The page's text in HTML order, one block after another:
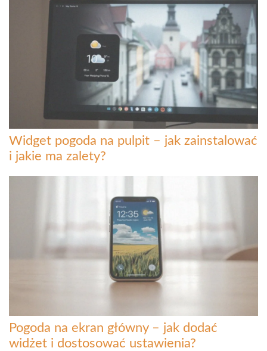
Widget pogoda na pulpit – jak zainstalować
i jakie ma zalety?
Pogoda na ekran główny – jak dodać
widżet i dostosować ustawienia?